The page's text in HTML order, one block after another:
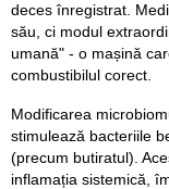
deces înregistrat.
său, ci modul
umană" - o mașină
combustibilul corect.
Modificarea
stimulează bacteriile
(precum butiratul).
inflamația sistemică,